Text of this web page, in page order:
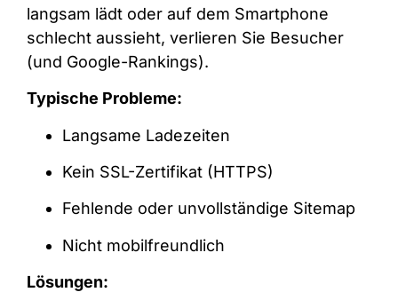
langsam lädt oder auf dem Smartphone
schlecht aussieht, verlieren Sie Besucher
(und Google-Rankings).
Typische Probleme:
Langsame Ladezeiten
Kein SSL-Zertifikat (HTTPS)
Fehlende oder unvollständige Sitemap
Nicht mobilfreundlich
Lösungen: